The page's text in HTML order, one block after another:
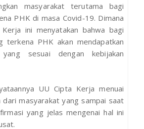
masyarakat terutama bagi
PHK di masa Covid-19. Dimana
ini menyatakan bahwa bagi
terkena PHK akan mendapatkan
sesuai dengan kebijakan
UU Cipta Kerja menuai
masyarakat yang sampai saat
yang jelas mengenai hal ini